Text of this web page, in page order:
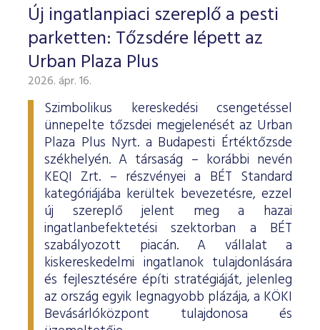
Új ingatlanpiaci szereplő a pesti
parketten: Tőzsdére lépett az
Urban Plaza Plus
2026. ápr. 16.
Szimbolikus kereskedési csengetéssel
ünnepelte tőzsdei megjelenését az Urban
Plaza Plus Nyrt. a Budapesti Értéktőzsde
székhelyén. A társaság – korábbi nevén
KEQI Zrt. – részvényei a BÉT Standard
kategóriájába kerültek bevezetésre, ezzel
új szereplő jelent meg a hazai
ingatlanbefektetési szektorban a BÉT
szabályozott piacán. A vállalat a
kiskereskedelmi ingatlanok tulajdonlására
és fejlesztésére építi stratégiáját, jelenleg
az ország egyik legnagyobb plázája, a KÖKI
Bevásárlóközpont tulajdonosa és